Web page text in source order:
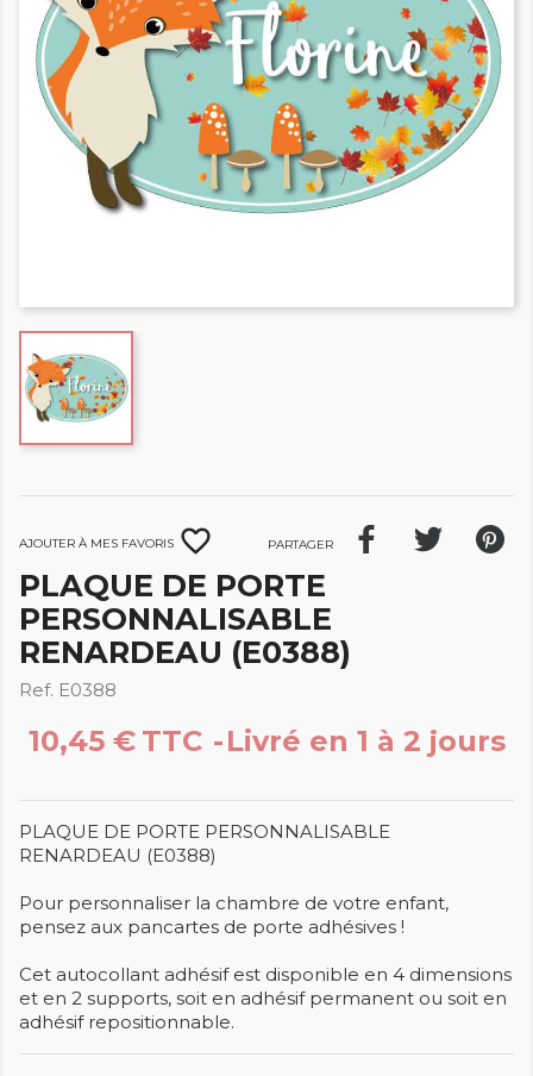
Ajouter à mes favoris favorite_border Partager
PLAQUE DE PORTE
PERSONNALISABLE
RENARDEAU (E0388)
Ref. E0388
10,45 € TTC Livré en 1 à 2 jours
PLAQUE DE PORTE PERSONNALISABLE
RENARDEAU (E0388)
Pour personnaliser la chambre de votre enfant,
pensez aux pancartes de porte adhésives !
Cet autocollant adhésif est disponible en 4 dimensions
et en 2 supports, soit en adhésif permanent ou soit en
adhésif repositionnable.